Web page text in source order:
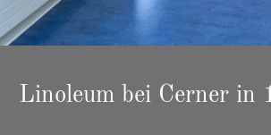
Linoleum bei Cerner in